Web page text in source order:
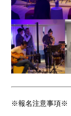
※報名注意事項※